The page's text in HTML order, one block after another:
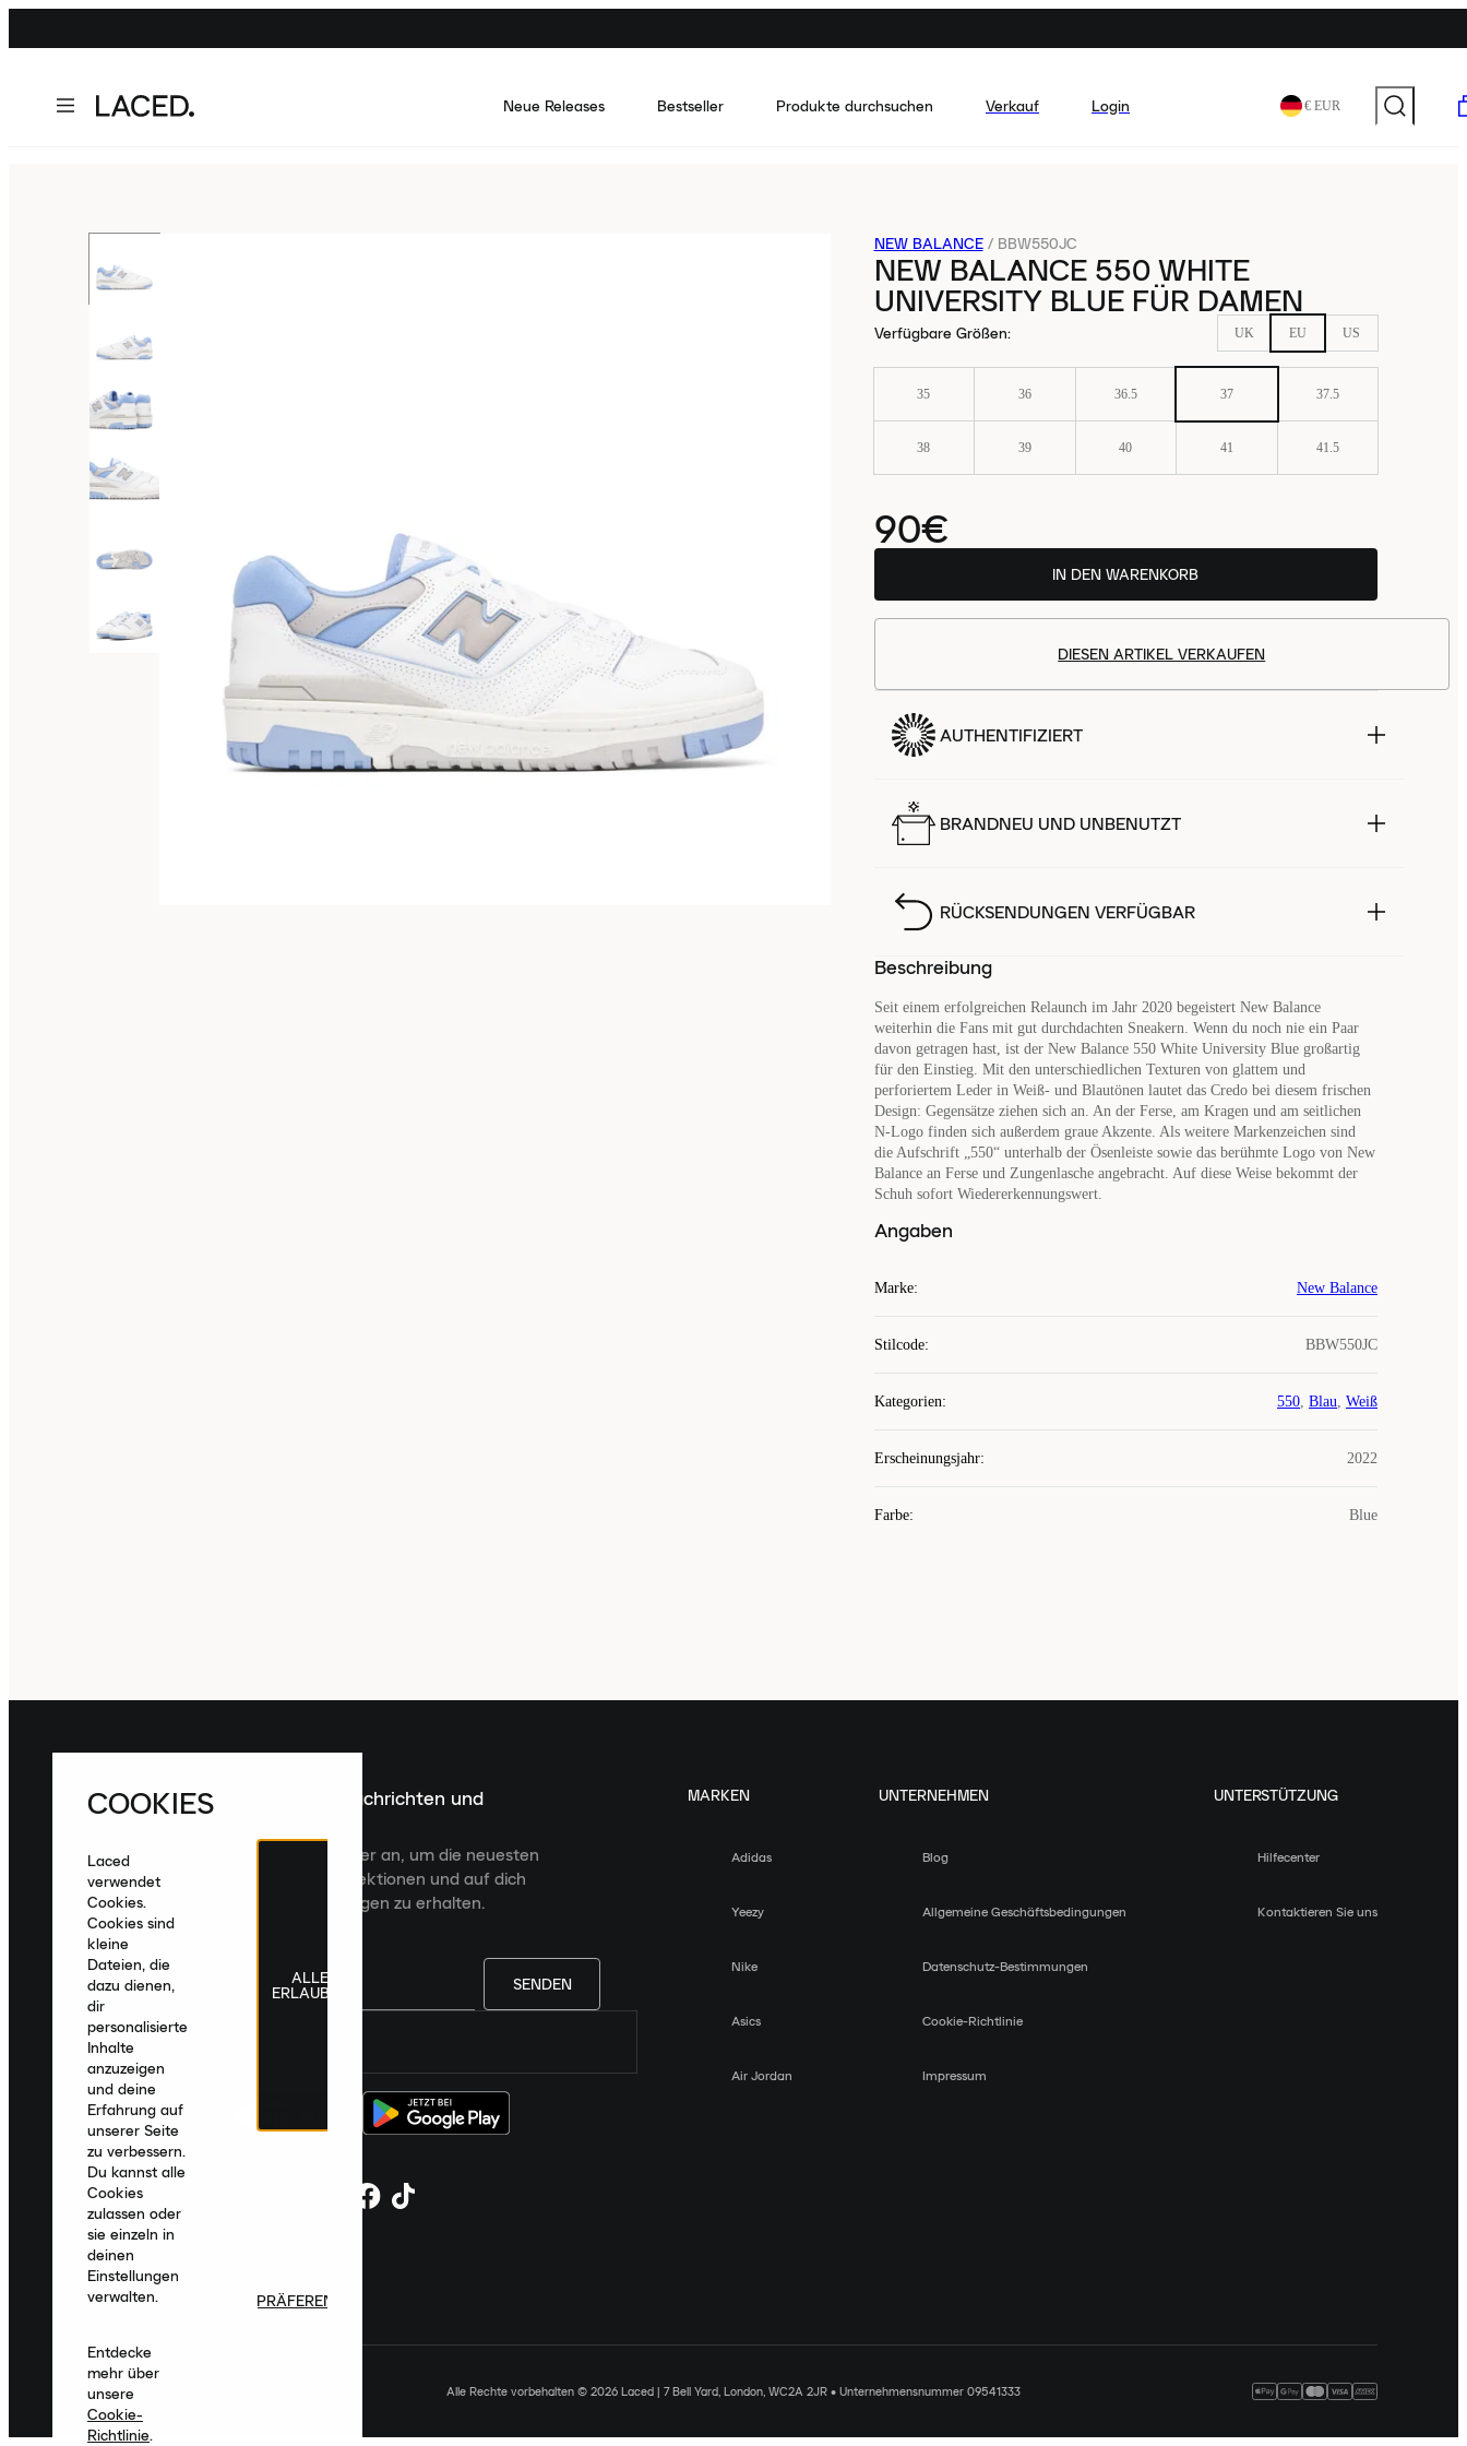
Neue Releases Bestseller Produkte durchsuchen Verkauf Login € EUR
NEW BALANCE / BBW550JC
NEW BALANCE 550 WHITE
UNIVERSITY BLUE FÜR DAMEN
Verfügbare Größen: UK EU US
35 36 36.5 37 37.5
38 39 40 41 41.5
90€
IN DEN WARENKORB
DIESEN ARTIKEL VERKAUFEN
AUTHENTIFIZIERT
BRANDNEU UND UNBENUTZT
RÜCKSENDUNGEN VERFÜGBAR
Beschreibung
Seit einem erfolgreichen Relaunch im Jahr 2020 begeistert New Balance
weiterhin die Fans mit gut durchdachten Sneakern. Wenn du noch nie ein Paar
davon getragen hast, ist der New Balance 550 White University Blue großartig
für den Einstieg. Mit den unterschiedlichen Texturen von glattem und
perforiertem Leder in Weiß- und Blautönen lautet das Credo bei diesem frischen
Design: Gegensätze ziehen sich an. An der Ferse, am Kragen und am seitlichen
N-Logo finden sich außerdem graue Akzente. Als weitere Markenzeichen sind
die Aufschrift „550“ unterhalb der Ösenleiste sowie das berühmte Logo von New
Balance an Ferse und Zungenlasche angebracht. Auf diese Weise bekommt der
Schuh sofort Wiedererkennungswert.
Angaben
Marke: New Balance
Stilcode: BBW550JC
Kategorien: 550, Blau, Weiß
Erscheinungsjahr: 2022
Farbe: Blue
Melde dich für die neuesten Nachrichten und
Veröffentlichungen an
Melde dich für den Laced Newsletter an, um die neuesten
Veröffentlichungen, kuratierte Kollektionen und auf dich
zugeschnittene Produktempfehlungen zu erhalten.
SENDEN
MARKEN
Adidas
Yeezy
Nike
Asics
Air Jordan
UNTERNEHMEN
Blog
Allgemeine Geschäftsbedingungen
Datenschutz-Bestimmungen
Cookie-Richtlinie
Impressum
UNTERSTÜTZUNG
Hilfecenter
Kontaktieren Sie uns
Alle Rechte vorbehalten © 2026 Laced | 7 Bell Yard, London, WC2A 2JR • Unternehmensnummer 09541333
COOKIES
Laced
verwendet
Cookies.
Cookies sind
kleine
Dateien, die
dazu dienen,
dir
personalisierte
Inhalte
anzuzeigen
und deine
Erfahrung auf
unserer Seite
zu verbessern.
Du kannst alle
Cookies
zulassen oder
sie einzeln in
deinen
Einstellungen
verwalten.
Entdecke
mehr über
unsere
Cookie-
Richtlinie.
ALLE
ERLAUBEN
PRÄFERENZEN